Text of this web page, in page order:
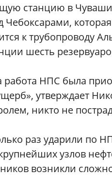
станцию в
Чебоксарами,
к трубопроводу
шесть
работа НПС была
утверждает
никто не
раз ударили по
узлов
возникли